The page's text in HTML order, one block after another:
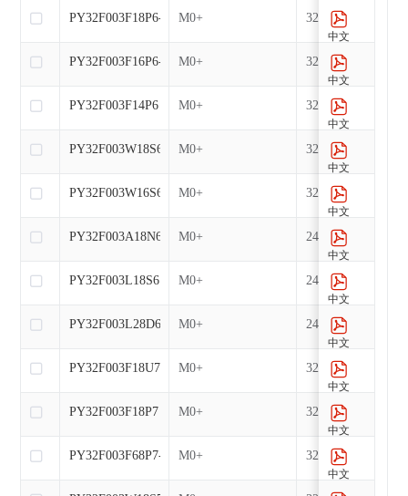
M0+ 32
M0+ 32
M0+ 32
M0+ 32
M0+ 32
M0+ 24
M0+ 24
M0+ 24
M0+ 32
M0+ 32
M0+ 32
PY32F003F18P6-E
PY32F003F16P6-E
PY32F003F14P6
PY32F003W18S6
PY32F003W16S6-E
PY32F003A18N6
PY32F003L18S6
PY32F003L28D6
PY32F003F18U7-E
PY32F003F18P7
PY32F003F68P7-E
中文
中文
中文
中文
中文
中文
中文
中文
中文
中文
中文